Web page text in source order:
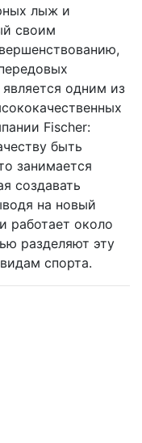
лыж и
своим
одним из
Fischer:
быть
занимается
создавать
на новый
работает около
разделяют эту
спорта.